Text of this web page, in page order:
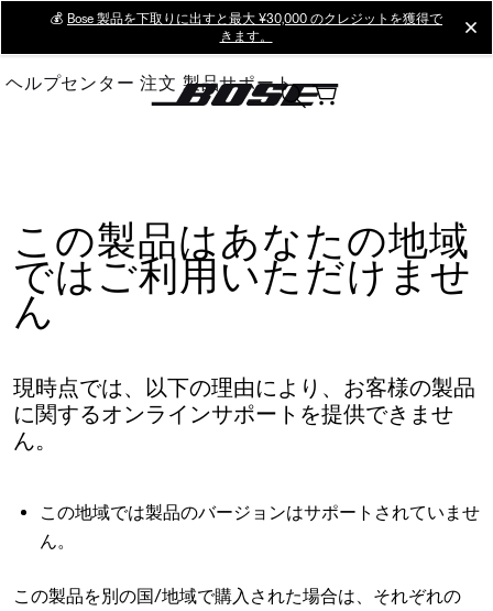
Main
💰 Bose 製品を下取りに出すと最大 ¥30,000 のクレジットを獲得で
きます。
ヘルプセンター 注文 製品サポート
この製品はあなたの地域
ではご利用いただけませ
ん
現時点では、以下の理由により、お客様の製品
に関するオンラインサポートを提供できませ
ん。
この地域では製品のバージョンはサポートされていませ
ん。
この製品を別の国/地域で購入された場合は、それぞれの